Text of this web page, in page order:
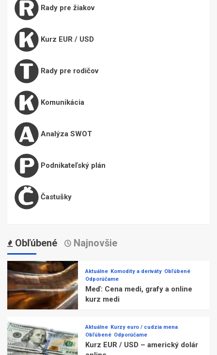
Rady pre žiakov
Kurz EUR / USD
Rady pre rodičov
Komunikácia
Analýza SWOT
Podnikateľský plán
Častušky
Obľúbené Najnovšie
Aktuálne Komodity a deriváty Obľúbené
Odporúčame
Meď: Cena medi, grafy a online
kurz medi
Aktuálne Kurzy euro / cudzia mena
Obľúbené Odporúčame
Kurz EUR / USD – americký dolár